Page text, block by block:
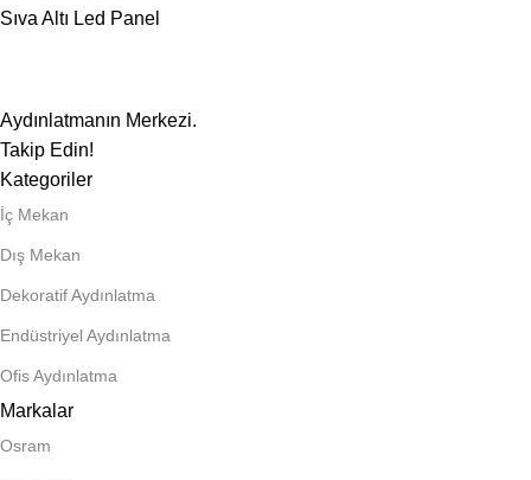
Sıva Altı Led Panel
Aydınlatmanın Merkezi.
Takip Edin!
Kategoriler
İç Mekan
Dış Mekan
Dekoratif Aydınlatma
Endüstriyel Aydınlatma
Ofis Aydınlatma
Markalar
Osram